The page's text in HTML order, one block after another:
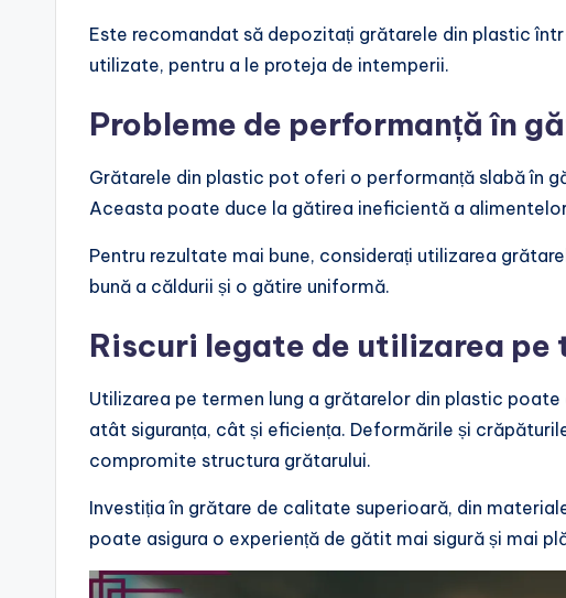
Este recomandat să depozitați grătarele din plastic
utilizate, pentru a le proteja de intemperii.
Probleme de performanță în
Grătarele din plastic pot oferi o performanță slabă în
Aceasta poate duce la gătirea ineficientă a
Pentru rezultate mai bune, considerați utilizarea
bună a căldurii și o gătire uniformă.
Riscuri legate de utilizarea pe
Utilizarea pe termen lung a grătarelor din plastic
atât siguranța, cât și eficiența. Deformările și
compromite structura grătarului.
Investiția în grătare de calitate superioară, din
poate asigura o experiență de gătit mai sigură și mai